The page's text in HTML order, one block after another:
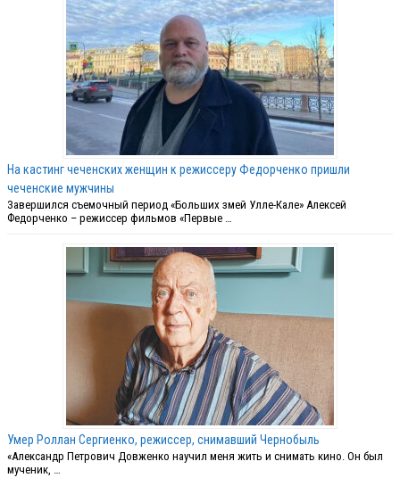
На кастинг чеченских женщин к режиссеру Федорченко пришли
чеченские мужчины
Завершился съемочный период «Больших змей Улле-Кале» Алексей
Федорченко – режиссер фильмов «Первые …
Умер Роллан Сергиенко, режиссер, снимавший Чернобыль
«Александр Петрович Довженко научил меня жить и снимать кино. Он был
мученик, …